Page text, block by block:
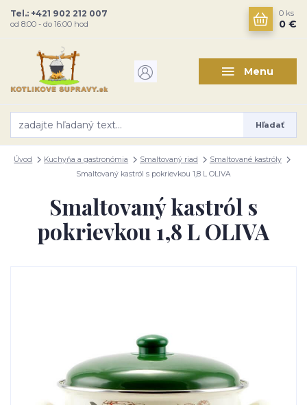
Menu
Hľadať
Tel.: +421 902 212 007
od 8:00 - do 16:00 hod
0 ks
0 €
Úvod Kuchyňa a gastronómia Smaltovaný riad
Smaltované kastróly
Smaltovaný kastról s pokrievkou 1,8 L OLIVA
Smaltovaný kastról s
pokrievkou 1,8 L OLIVA